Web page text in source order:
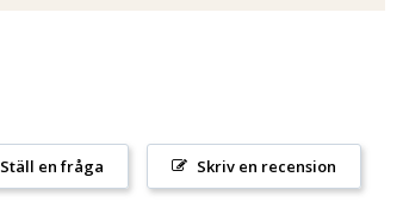
Skriv en recension
Ställ en fråga